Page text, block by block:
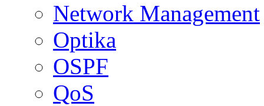
Network Management
Optika
OSPF
QoS